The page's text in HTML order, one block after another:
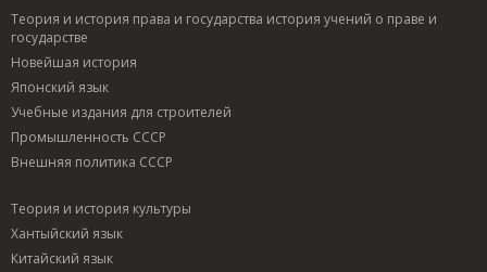
Теория и история права и государства история учений о праве и
государстве
Новейшая история
Японский язык
Учебные издания для строителей
Промышленность СССР
Внешняя политика СССР
Теория и история культуры
Хантыйский язык
Китайский язык